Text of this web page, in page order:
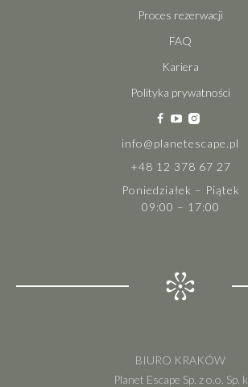
Proces rezerwacji
FAQ
Kariera
Polityka prywatności
info@planetescape.pl
+48 12 378 67 27
Poniedziałek – Piątek
09:00 – 17:00
BIURO KRAKÓW
Planet Escape Sp. z o.o. Sp. k